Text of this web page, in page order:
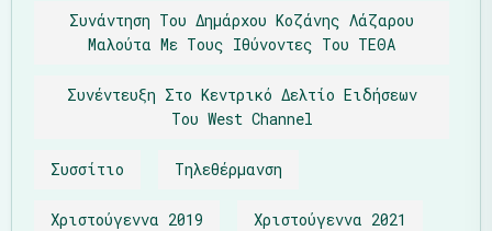
Συνάντηση Του Δημάρχου Κοζάνης Λάζαρου
Μαλούτα Με Τους Ιθύνοντες Του ΤΕΘΑ
Συνέντευξη Στο Κεντρικό Δελτίο Ειδήσεων
Του West Channel
Συσσίτιο Τηλεθέρμανση
Χριστούγεννα 2019 Χριστούγεννα 2021